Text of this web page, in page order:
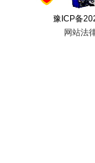
豫ICP备
网站法